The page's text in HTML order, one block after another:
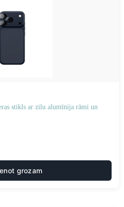
stikls ar zilu alumīnija rāmi un
grozam